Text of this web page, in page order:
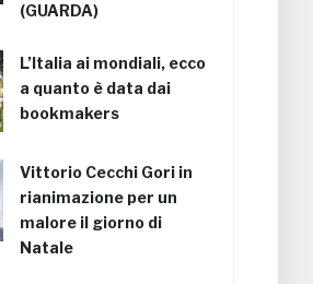
(GUARDA)
L’Italia ai mondiali, ecco
a quanto è data dai
bookmakers
Vittorio Cecchi Gori in
rianimazione per un
malore il giorno di
Natale